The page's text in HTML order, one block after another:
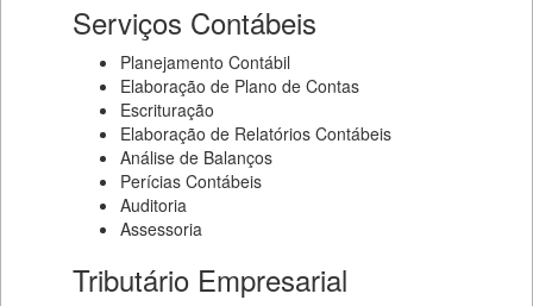
Serviços Contábeis
Planejamento Contábil
Elaboração de Plano de Contas
Escrituração
Elaboração de Relatórios Contábeis
Análise de Balanços
Perícias Contábeis
Auditoria
Assessoria
Tributário Empresarial